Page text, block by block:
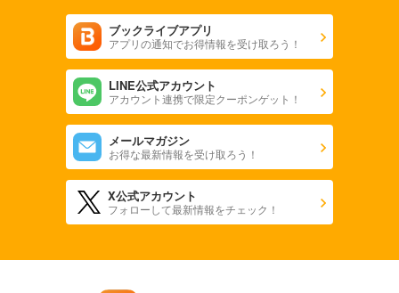
ブックライブアプリ
アプリの通知でお得情報を受け取ろう！
LINE公式アカウント
アカウント連携で限定クーポンゲット！
メールマガジン
お得な最新情報を受け取ろう！
X公式アカウント
フォローして最新情報をチェック！